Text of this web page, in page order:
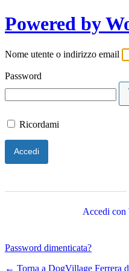
Powered by
Nome utente o indirizzo email
Password
Ricordami
Accedi con
Password dimenticata?
← Torna a DogVillage Ferrera